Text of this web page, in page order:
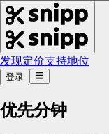
发现定价支持地位
登录
优先分钟